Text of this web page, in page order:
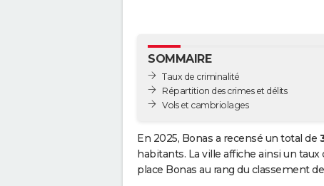
SOMMAIRE
Taux de criminalité
Répartition des crimes et délits
Vols et cambriolages
En 2025, Bonas a recensé un total de
habitants. La ville affiche ainsi un
place Bonas au rang du classement